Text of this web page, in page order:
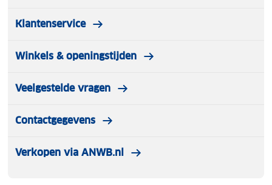
Klantenservice
Winkels & openingstijden
Veelgestelde vragen
Contactgegevens
Verkopen via ANWB.nl